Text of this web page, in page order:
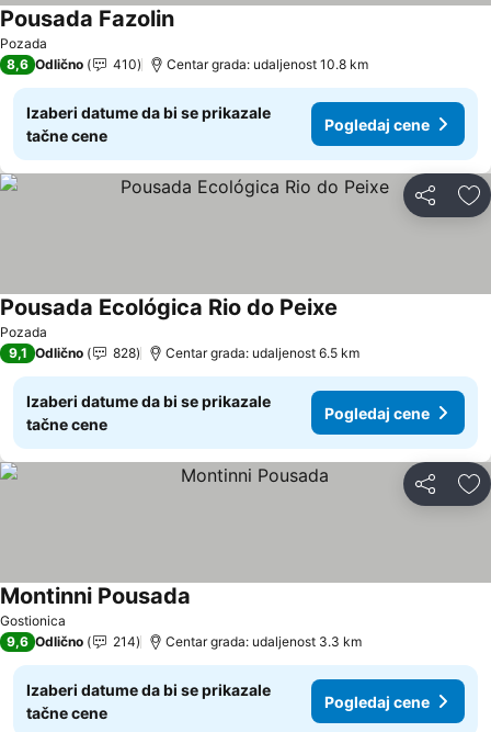
Pozada
Pousada FazolinPogledaj cene
8,6 Odlično 410 Centar grada: udaljenost 10.8 km
Izaberi datume da bi se prikazale
tačne cene
Pogledaj cene
Deli
Pozada
Pousada Ecológica Rio do Peixe
9,1 Odlično 828 Centar grada: udaljenost 6.5 km
Izaberi datume da bi se prikazale
tačne cene
Pogledaj cene
Deli
Gostionica
Montinni Pousada
9,6 Odlično 214 Centar grada: udaljenost 3.3 km
Izaberi datume da bi se prikazale
tačne cene
Pogledaj cene